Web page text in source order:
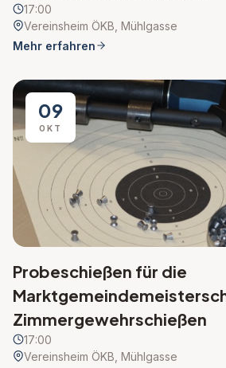
17:00
Vereinsheim ÖKB, Mühlgasse
Mehr erfahren
09
OKT
Probeschießen für die
Zimmergewehrschießen
17:00
Vereinsheim ÖKB, Mühlgasse